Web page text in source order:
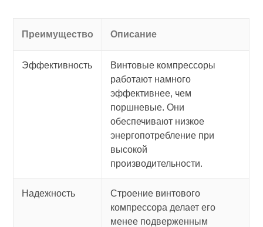
Преимущество Описание
Эффективность
Винтовые компрессоры
работают намного
эффективнее, чем
поршневые. Они
обеспечивают низкое
энергопотребление при
высокой
производительности.
Надежность
Строение винтового
компрессора делает его
менее подверженным